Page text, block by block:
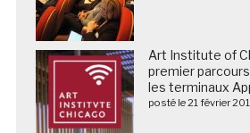
Art Institute of
premier
les terminaux
posté le 21 février